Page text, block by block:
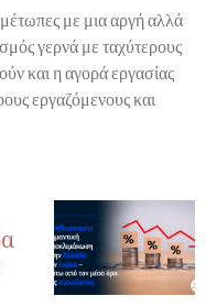
με μια αργή αλλά
γερνά με ταχύτερους
και η αγορά εργασίας
εργαζόμενους και